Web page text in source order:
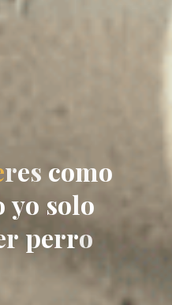
res como
yo solo
r perro